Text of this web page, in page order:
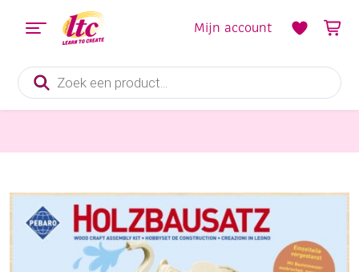
Producten
zoeken
Mijn account